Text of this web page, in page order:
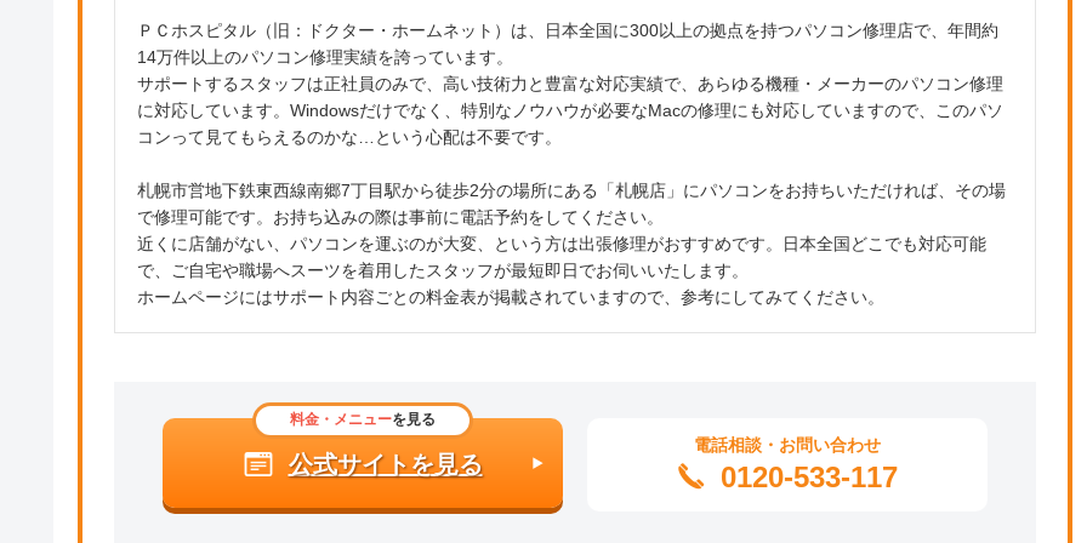
ＰＣホスピタル（旧：ドクター・ホームネット）は、日本全国に300以上の拠点を持つパソコン修理店で、年間約
14万件以上のパソコン修理実績を誇っています。
サポートするスタッフは正社員のみで、高い技術力と豊富な対応実績で、あらゆる機種・メーカーのパソコン修理
に対応しています。Windowsだけでなく、特別なノウハウが必要なMacの修理にも対応していますので、このパソ
コンって見てもらえるのかな…という心配は不要です。
札幌市営地下鉄東西線南郷7丁目駅から徒歩2分の場所にある「札幌店」にパソコンをお持ちいただければ、その場
で修理可能です。お持ち込みの際は事前に電話予約をしてください。
近くに店舗がない、パソコンを運ぶのが大変、という方は出張修理がおすすめです。日本全国どこでも対応可能
で、ご自宅や職場へスーツを着用したスタッフが最短即日でお伺いいたします。
ホームページにはサポート内容ごとの料金表が掲載されていますので、参考にしてみてください。
料金・メニューを見る
公式サイトを見る
電話相談・お問い合わせ
0120-533-117